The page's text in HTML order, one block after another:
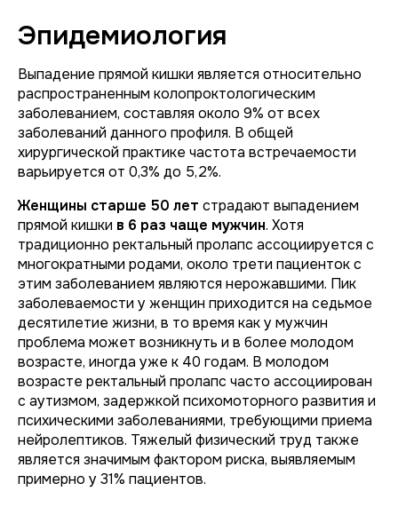
Эпидемиология
Выпадение прямой кишки является относительно
распространенным колопроктологическим
заболеванием, составляя около 9% от всех
заболеваний данного профиля. В общей
хирургической практике частота встречаемости
варьируется от 0,3% до 5,2%.
Женщины старше 50 лет страдают выпадением
прямой кишки в 6 раз чаще мужчин. Хотя
традиционно ректальный пролапс ассоциируется с
многократными родами, около трети пациенток с
этим заболеванием являются нерожавшими. Пик
заболеваемости у женщин приходится на седьмое
десятилетие жизни, в то время как у мужчин
проблема может возникнуть и в более молодом
возрасте, иногда уже к 40 годам. В молодом
возрасте ректальный пролапс часто ассоциирован
с аутизмом, задержкой психомоторного развития и
психическими заболеваниями, требующими приема
нейролептиков. Тяжелый физический труд также
является значимым фактором риска, выявляемым
примерно у 31% пациентов.